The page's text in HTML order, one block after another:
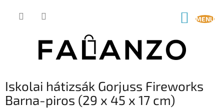
KOSÁR
Iskolai hátizsák Gorjuss Fireworks
Barna-piros (29 x 45 x 17 cm)